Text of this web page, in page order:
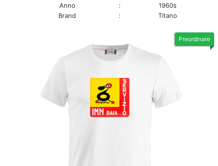
Anno :
1960s
Brand
: Titano
Preordinare